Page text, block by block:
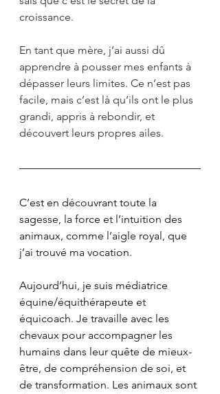
croissance.
En tant que mère, j’ai aussi dû
apprendre à pousser mes enfants à
dépasser leurs limites. Ce n’est pas
facile, mais c’est là qu’ils ont le plus
grandi, appris à rebondir, et
découvert leurs propres ailes.
C’est en découvrant toute la
sagesse, la force et l’intuition des
animaux, comme l’aigle royal, que
j’ai trouvé ma vocation.
Aujourd’hui, je suis médiatrice
équine/équithérapeute et
équicoach. Je travaille avec les
chevaux pour accompagner les
humains dans leur quête de mieux-
être, de compréhension de soi, et
de transformation. Les animaux sont